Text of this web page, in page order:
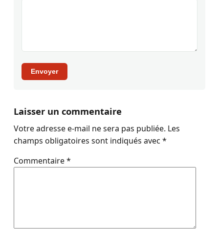
Envoyer
Laisser un commentaire
Votre adresse e-mail ne sera pas publiée. Les
champs obligatoires sont indiqués avec *
Commentaire*